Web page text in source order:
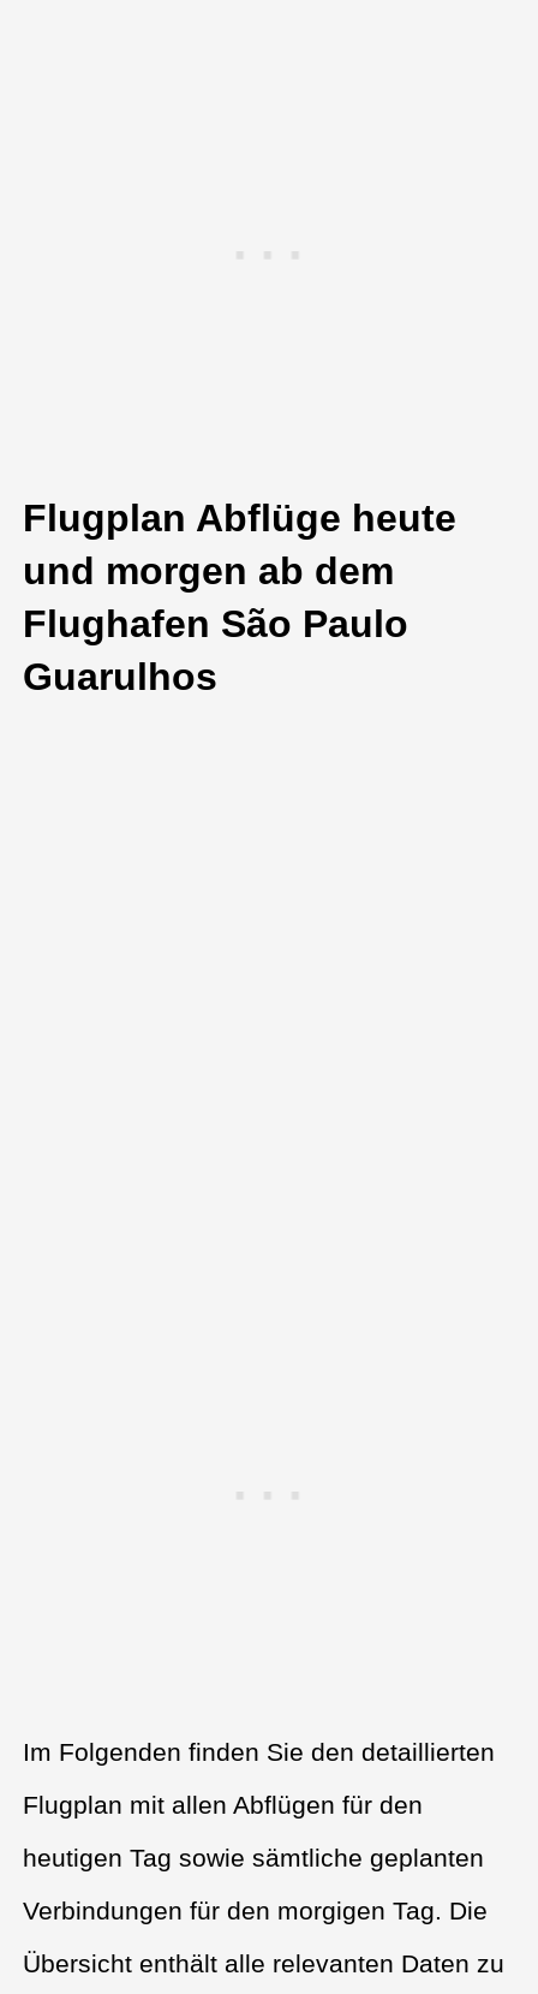
Flugplan Abflüge heute
und morgen ab dem
Flughafen São Paulo
Guarulhos
Im Folgenden finden Sie den detaillierten
Flugplan mit allen Abflügen für den
heutigen Tag sowie sämtliche geplanten
Verbindungen für den morgigen Tag. Die
Übersicht enthält alle relevanten Daten zu